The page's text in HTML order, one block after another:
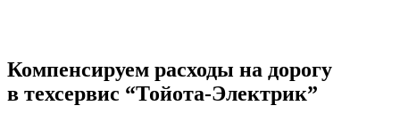
Компенсируем расходы на дорогу
в техсервис “Тойота-Электрик”